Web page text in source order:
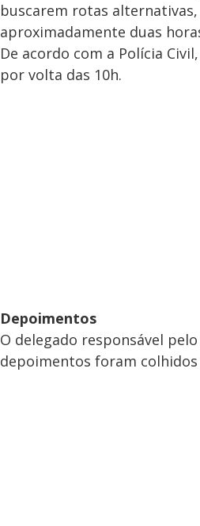
buscarem rotas
aproximadamente duas
De acordo com a Polícia
por volta das 10h.
Depoimentos
O delegado responsável
depoimentos foram